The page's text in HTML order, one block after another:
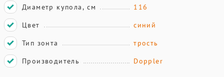
Диаметр купола, см
116
Цвет
синий
Тип зонта
трость
Производитель
Doppler